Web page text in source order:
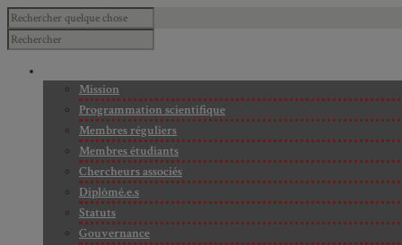
Mission
Programmation scientifique
Membres réguliers
Membres étudiants
Chercheurs associés
Diplômé.e.s
Statuts
Gouvernance